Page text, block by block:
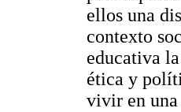
ellos una
contexto
educativa
ética y
vivir en